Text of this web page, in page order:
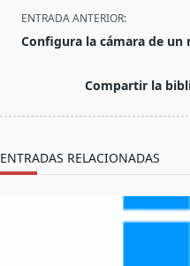
<span
class="nav-
text">Página</span>
ENTRADA ANTERIOR:
Configura la cámara de un
Compartir la
ENTRADAS RELACIONADAS